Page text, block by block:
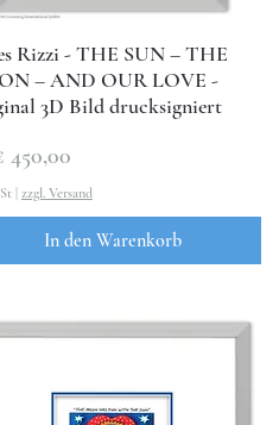
Rizzi - THE SUN – THE
– AND OUR LOVE -
3D Bild drucksigniert
450,00
Preis
zzgl. Versand
In den Warenkorb